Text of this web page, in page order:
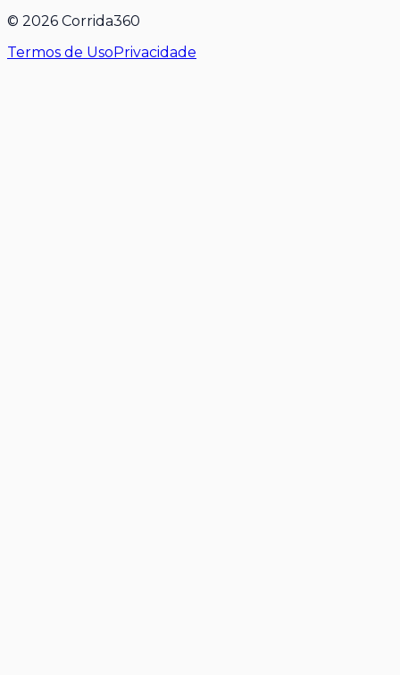
© 2026 Corrida360
Termos de Uso Privacidade